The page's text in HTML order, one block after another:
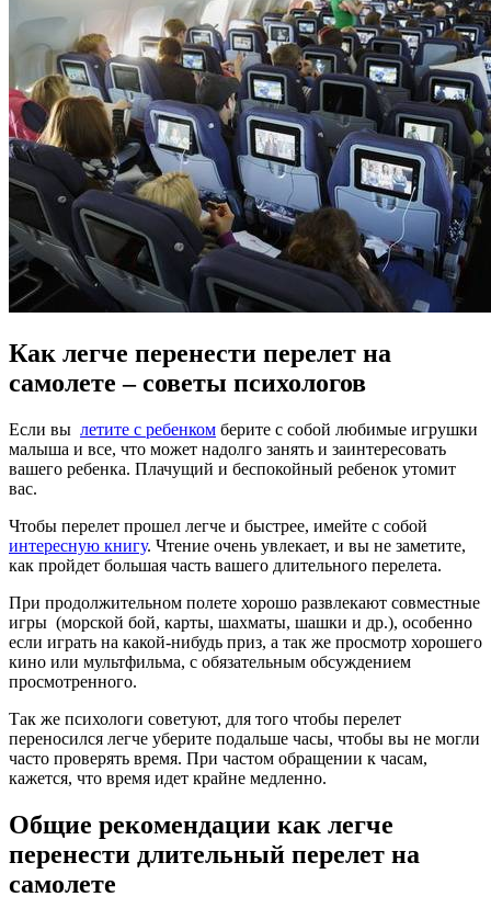
Как легче перенести перелет на
самолете – советы психологов
Если вы летите с ребенком берите с собой любимые игрушки
малыша и все, что может надолго занять и заинтересовать
вашего ребенка. Плачущий и беспокойный ребенок утомит
вас.
Чтобы перелет прошел легче и быстрее, имейте с собой
интересную книгу. Чтение очень увлекает, и вы не заметите,
как пройдет большая часть вашего длительного перелета.
При продолжительном полете хорошо развлекают совместные
игры (морской бой, карты, шахматы, шашки и др.), особенно
если играть на какой-нибудь приз, а так же просмотр хорошего
кино или мультфильма, с обязательным обсуждением
просмотренного.
Так же психологи советуют, для того чтобы перелет
переносился легче уберите подальше часы, чтобы вы не могли
часто проверять время. При частом обращении к часам,
кажется, что время идет крайне медленно.
Общие рекомендации как легче
перенести длительный перелет на
самолете